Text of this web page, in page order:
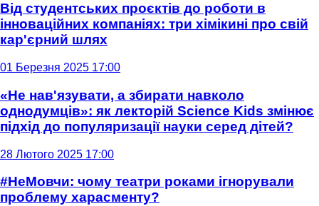
Від студентських проєктів до роботи в
інноваційних компаніях: три хімікині про свій
кар'єрний шлях
01 Березня 2025 17:00
«Не нав'язувати, а збирати навколо
однодумців»: як лекторій Science Kids змінює
підхід до популяризації науки серед дітей?
28 Лютого 2025 17:00
#НеМовчи: чому театри роками ігнорували
проблему харасменту?